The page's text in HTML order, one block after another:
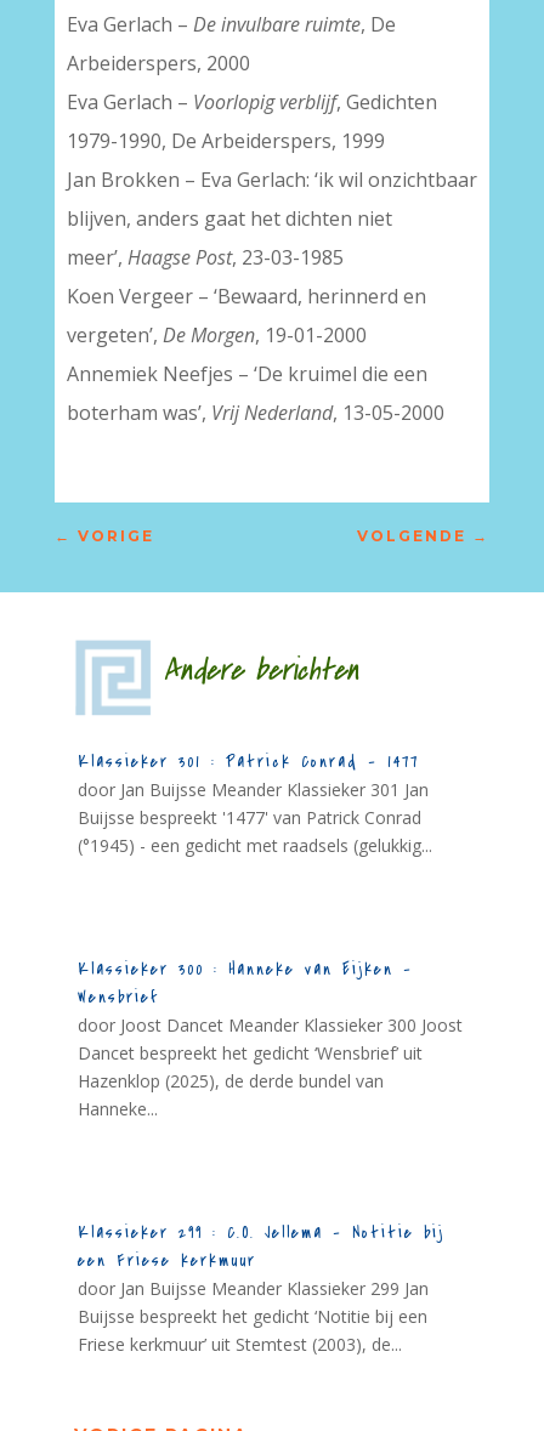
Eva Gerlach – De invulbare ruimte, De
Arbeiderspers, 2000
Eva Gerlach – Voorlopig verblijf, Gedichten
1979-1990, De Arbeiderspers, 1999
Jan Brokken – Eva Gerlach: ‘ik wil onzichtbaar
blijven, anders gaat het dichten niet
meer’, Haagse Post, 23-03-1985
Koen Vergeer – ‘Bewaard, herinnerd en
vergeten’, De Morgen, 19-01-2000
Annemiek Neefjes – ‘De kruimel die een
boterham was’, Vrij Nederland, 13-05-2000
← VORIGE VOLGENDE →
Andere berichten
Klassieker 301 : Patrick Conrad – 1477
door Jan Buijsse Meander Klassieker 301 Jan
Buijsse bespreekt '1477' van Patrick Conrad
(°1945) - een gedicht met raadsels (gelukkig...
Klassieker 300 : Hanneke van Eijken –
Wensbrief
door Joost Dancet Meander Klassieker 300 Joost
Dancet bespreekt het gedicht ‘Wensbrief’ uit
Hazenklop (2025), de derde bundel van
Hanneke...
Klassieker 299 : C.O. Jellema – Notitie bij
een Friese kerkmuur
door Jan Buijsse Meander Klassieker 299 Jan
Buijsse bespreekt het gedicht ‘Notitie bij een
Friese kerkmuur’ uit Stemtest (2003), de...